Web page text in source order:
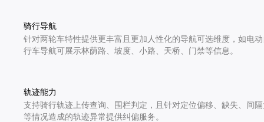
骑行导航
针对两轮车特性提供更丰富且更加人性化的导航可选维度，如电
行车导航可展示林荫路、坡度、小路、天桥、门禁等信息。
轨迹能力
支持骑行轨迹上传查询、围栏判定，且针对定位偏移、缺失、间
等情况造成的轨迹异常提供纠偏服务。